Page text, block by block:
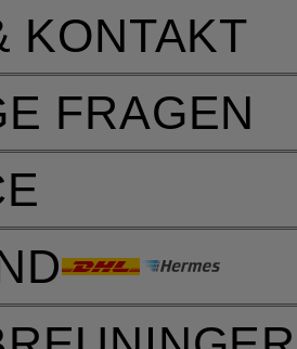
KONTAKT
FRAGEN